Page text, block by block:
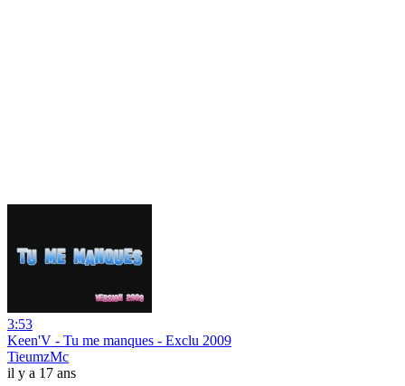
3:53
Keen'V - Tu me manques - Exclu 2009
TieumzMc
il y a 17 ans